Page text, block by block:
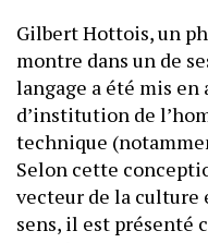
Gilbert Hottois, un
montre dans un de
langage a été mis
d’institution de
technique
Selon cette
vecteur de la culture
sens, il est présenté